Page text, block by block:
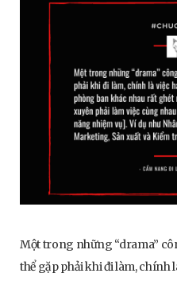
Một trong những “drama”
thể gặp phải khi đi làm, chính